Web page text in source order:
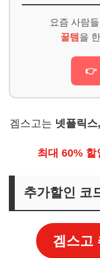
요즘 사람
꿀템 을
👉
겜스고는 넷플릭
최대 60% 할
추가할인 코
겜스고